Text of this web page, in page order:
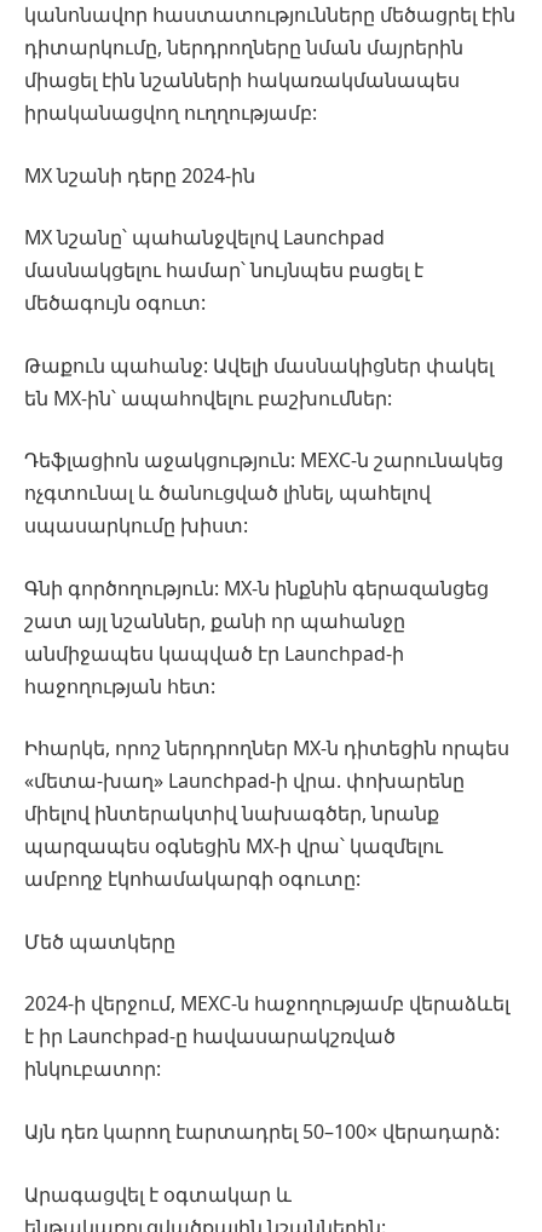
կանոնավոր հաստատությունները մեծացրել էին
դիտարկումը, ներդրողները նման մայրերին
միացել էին նշանների հակառակմանապես
իրականացվող ուղղությամբ:
MX նշանի դերը 2024-ին
MX նշանը՝ պահանջվելով Launchpad
մասնակցելու համար՝ նույնպես բացել է
մեծագույն օգուտ:
Թաքուն պահանջ: Ավելի մասնակիցներ փակել
են MX-ին՝ ապահովելու բաշխումներ:
Դեֆլացիոն աջակցություն: MEXC-ն շարունակեց
ոչգտունալ և ծանուցված լինել, պահելով
սպասարկումը խիստ:
Գնի գործողություն: MX-ն ինքնին գերազանցեց
շատ այլ նշաններ, քանի որ պահանջը
անմիջապես կապված էր Launchpad-ի
հաջողության հետ:
Իհարկե, որոշ ներդրողներ MX-ն դիտեցին որպես
«մետա-խաղ» Launchpad-ի վրա. փոխարենը
միելով ինտերակտիվ նախագծեր, նրանք
պարզապես օգնեցին MX-ի վրա՝ կազմելու
ամբողջ էկոհամակարգի օգուտը:
Մեծ պատկերը
2024-ի վերջում, MEXC-ն հաջողությամբ վերաձևել
է իր Launchpad-ը հավասարակշռված
ինկուբատոր:
Այն դեռ կարող էարտադրել 50–100× վերադարձ:
Արագացվել է օգտակար և
ենթակառուցվածքային նշաններին: